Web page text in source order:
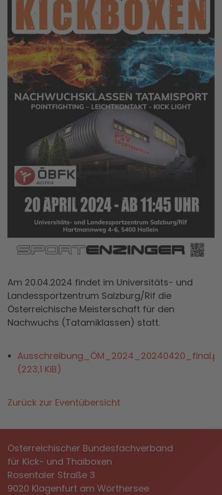
Am 20.04.2024 findet im Universitäts- und
Landessportzentrum Salzburg/Rif die
Österreichische Meisterschaft für den
Nachwuchs (Tatamiklassen) statt.
(223,1 KiB)
Zurück zur Eventübersicht
Österreichischer Bundesfachverband
für Kick- und Thaiboxen
Rosentaler Straße 3
9020 Klagenfurt am Wörthersee